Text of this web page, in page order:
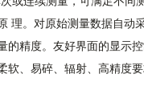
理。对原始测量数据自动
的精度。友好界面的显示
软、易碎、辐射、高精度